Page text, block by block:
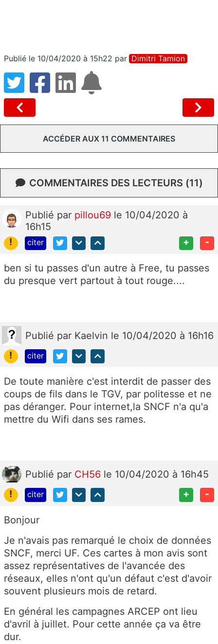
Publié le 10/04/2020 à 15h22 par Dimitri Tamion
ACCÉDER AUX 11 COMMENTAIRES
COMMENTAIRES DES LECTEURS (11)
Publié par pillou69 le 10/04/2020 à
16h15
!
citer + -
ben si tu passes d'un autre à Free, tu passes
du presque vert partout à tout rouge....
Publié par Kaelvin le 10/04/2020 à 16h16
!
citer
De toute manière c'est interdit de passer des
coups de fils dans le TGV, par politesse et ne
pas déranger. Pour internet,la SNCF n'a qu'a
mettre du Wifi dans ses rames.
Publié par CH56 le 10/04/2020 à 16h45
!
citer + -
Bonjour
Je n'avais pas remarqué le choix de données
SNCF, merci UF. Ces cartes à mon avis sont
assez représentatives de l'avancée des
réseaux, elles n'ont qu'un défaut c'est d'avoir
souvent plusieurs mois de retard.
En général les campagnes ARCEP ont lieu
d'avril à juillet. Pour cette année ça va être
dur.